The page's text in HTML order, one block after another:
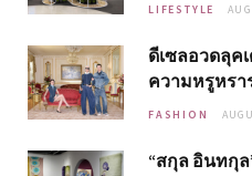
LIFESTYLE
ดีเซลอวดลุค
ความหรูหรา
FASHION
“สกุล อินทกุ